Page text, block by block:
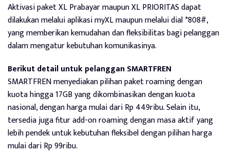
Aktivasi paket XL Prabayar maupun XL PRIORITAS dapat
dilakukan melalui aplikasi myXL maupun melalui dial *808#,
yang memberikan kemudahan dan fleksibilitas bagi pelanggan
dalam mengatur kebutuhan komunikasinya.
Berikut detail untuk pelanggan SMARTFREN
SMARTFREN menyediakan pilihan paket roaming dengan
kuota hingga 17GB yang dikombinasikan dengan kuota
nasional, dengan harga mulai dari Rp 449ribu. Selain itu,
tersedia juga fitur add-on roaming dengan masa aktif yang
lebih pendek untuk kebutuhan fleksibel dengan pilihan harga
mulai dari Rp 99ribu.